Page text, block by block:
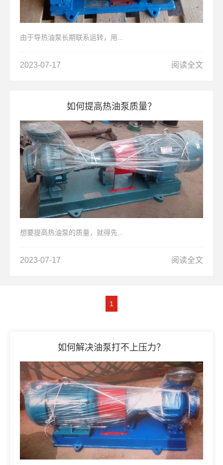
由于导热油泵长期联系运转，用...
2023-07-17 阅读全文
如何提高热油泵质量？
想要提高热油泵的质量，就得先...
2023-07-17 阅读全文
1
如何解决油泵打不上压力？